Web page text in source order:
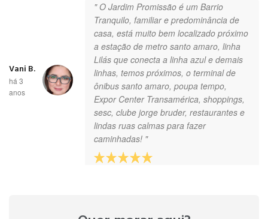
" O Jardim Promissão é um Barrio
Tranquilo, familiar e predominância de
casa, está muito bem localizado próximo
a estação de metro santo amaro, linha
Lilás que conecta a linha azul e demais
linhas, temos próximos, o terminal de
ônibus santo amaro, poupa tempo,
Expor Center Transamérica, shoppings,
sesc, clube jorge bruder, restaurantes e
lindas ruas calmas para fazer
caminhadas! "
Vani B.
há 3
anos
mercado, farmácia, transporte público "